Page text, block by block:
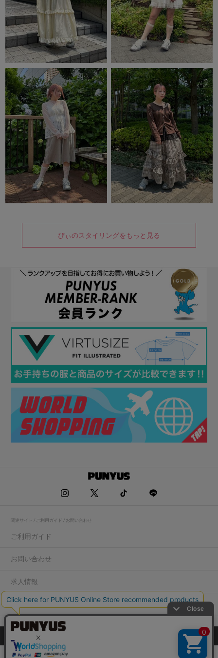
ぴぃのスタイリングをもっと見る
関連サイト / ご利用ガイド / お問い合わせ
ご利用ガイド
お問い合わせ
求人情報
店舗一覧
プライバシーポリシー